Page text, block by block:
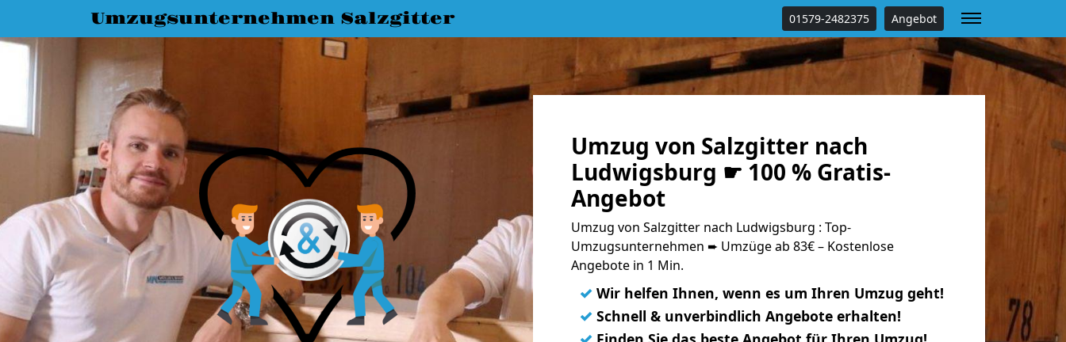
Umzugsunternehmen Salzgitter 01579-2482375 Angebot
Umzug von Salzgitter nach
Ludwigsburg ☛ 100 % Gratis-
Angebot
Umzug von Salzgitter nach Ludwigsburg : Top-
Umzugsunternehmen ➨ Umzüge ab 83€ – Kostenlose
Angebote in 1 Min.
✓ Wir helfen Ihnen, wenn es um Ihren Umzug geht!
✓ Schnell & unverbindlich Angebote erhalten!